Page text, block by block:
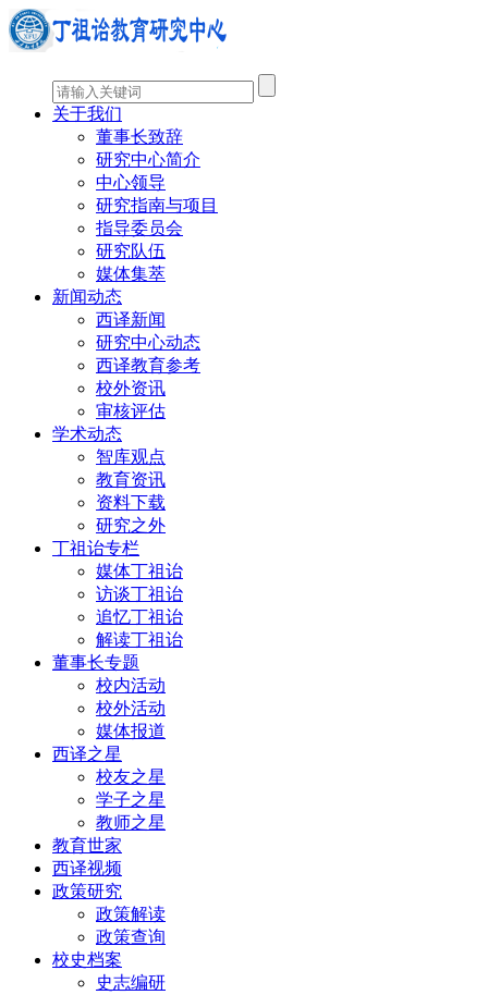
关于我们
董事长致辞
研究中心简介
中心领导
研究指南与项目
指导委员会
研究队伍
媒体集萃
新闻动态
西译新闻
研究中心动态
西译教育参考
校外资讯
审核评估
学术动态
智库观点
教育资讯
资料下载
研究之外
丁祖诒专栏
媒体丁祖诒
访谈丁祖诒
追忆丁祖诒
解读丁祖诒
董事长专题
校内活动
校外活动
媒体报道
西译之星
校友之星
学子之星
教师之星
教育世家
西译视频
政策研究
政策解读
政策查询
校史档案
史志编研